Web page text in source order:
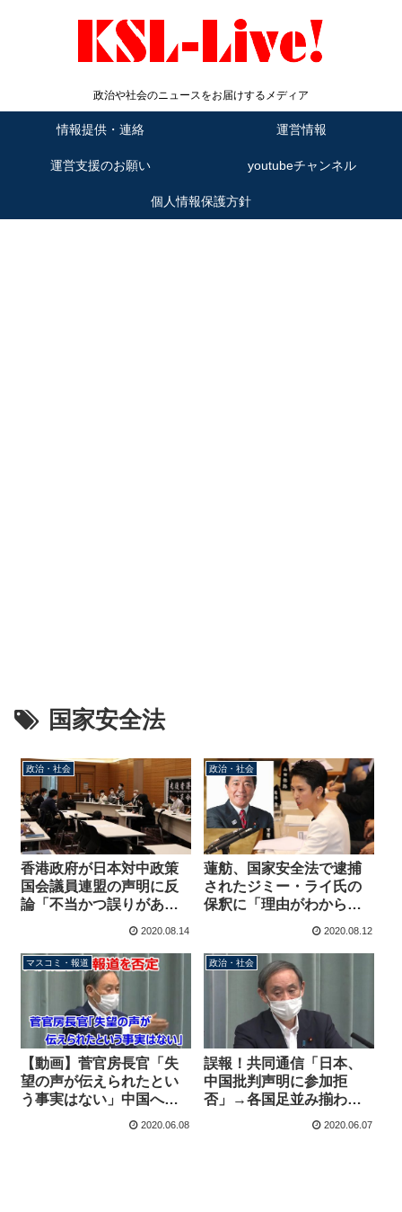
政治や社会のニュースをお届けするメディア
情報提供・連絡 運営情報
運営支援のお願い youtubeチャンネル
個人情報保護方針
国家安全法
政治・社会
香港政府が日本対中政策
国会議員連盟の声明に反
論「不当かつ誤りがあ
2020.08.14
政治・社会
蓮舫、国家安全法で逮捕
されたジミー・ライ氏の
保釈に「理由がわからな
も不当逮捕ですよ！」
2020.08.12
マスコミ・報道
【動画】菅官房長官「失
望の声が伝えられたとい
う事実はない」中国への
共同批判声明巡る共同通
2020.06.08
政治・社会
誤報！共同通信「日本、
中国批判声明に参加拒
否」→各国足並み揃わず
時期未定のため日本政府
2020.06.07